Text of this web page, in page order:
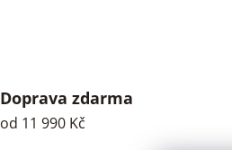
Doprava zdarma
od 11 990 Kč